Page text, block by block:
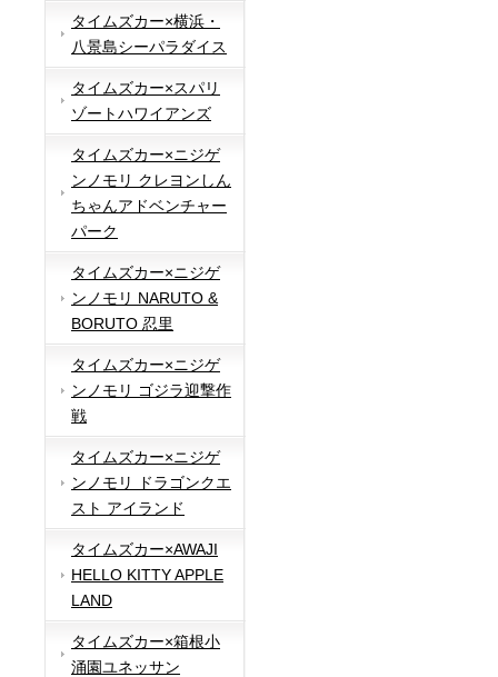
タイムズカー×横浜・
八景島シーパラダイス
タイムズカー×スパリ
ゾートハワイアンズ
タイムズカー×ニジゲ
ンノモリ クレヨンしん
ちゃんアドベンチャー
パーク
タイムズカー×ニジゲ
ンノモリ NARUTO &
BORUTO 忍里
タイムズカー×ニジゲ
ンノモリ ゴジラ迎撃作
戦
タイムズカー×ニジゲ
ンノモリ ドラゴンクエ
スト アイランド
タイムズカー×AWAJI
HELLO KITTY APPLE
LAND
タイムズカー×箱根小
涌園ユネッサン